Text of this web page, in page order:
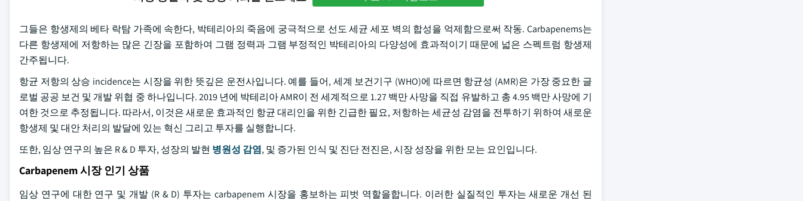
그들은 항생제의 베타 락탐 가족에 속한다, 박테리아의 죽음에 궁극적으로 선도 세균 세포 벽의 합성을 억제함으로써 작동. Carbapenems는
다른 항생제에 저항하는 많은 긴장을 포함하여 그램 정력과 그램 부정적인 박테리아의 다양성에 효과적이기 때문에 넓은 스펙트럼 항생제
간주됩니다.
항균 저항의 상승 incidence는 시장을 위한 뜻깊은 운전사입니다. 예를 들어, 세계 보건기구 (WHO)에 따르면 항균성 (AMR)은 가장 중요한 글
로벌 공공 보건 및 개발 위협 중 하나입니다. 2019 년에 박테리아 AMR이 전 세계적으로 1.27 백만 사망을 직접 유발하고 총 4.95 백만 사망에 기
여한 것으로 추정됩니다. 따라서, 이것은 새로운 효과적인 항균 대리인을 위한 긴급한 필요, 저항하는 세균성 감염을 전투하기 위하여 새로운
항생제 및 대안 처리의 발달에 있는 혁신 그리고 투자를 실행합니다.
또한, 임상 연구의 높은 R & D 투자, 성장의 발현 병원성 감염, 및 증가된 인식 및 진단 전진은, 시장 성장을 위한 모는 요인입니다.
Carbapenem 시장 인기 상품
임상 연구에 대한 연구 및 개발 (R & D) 투자는 carbapenem 시장을 홍보하는 피벗 역할을합니다. 이러한 실질적인 투자는 새로운 개선 된